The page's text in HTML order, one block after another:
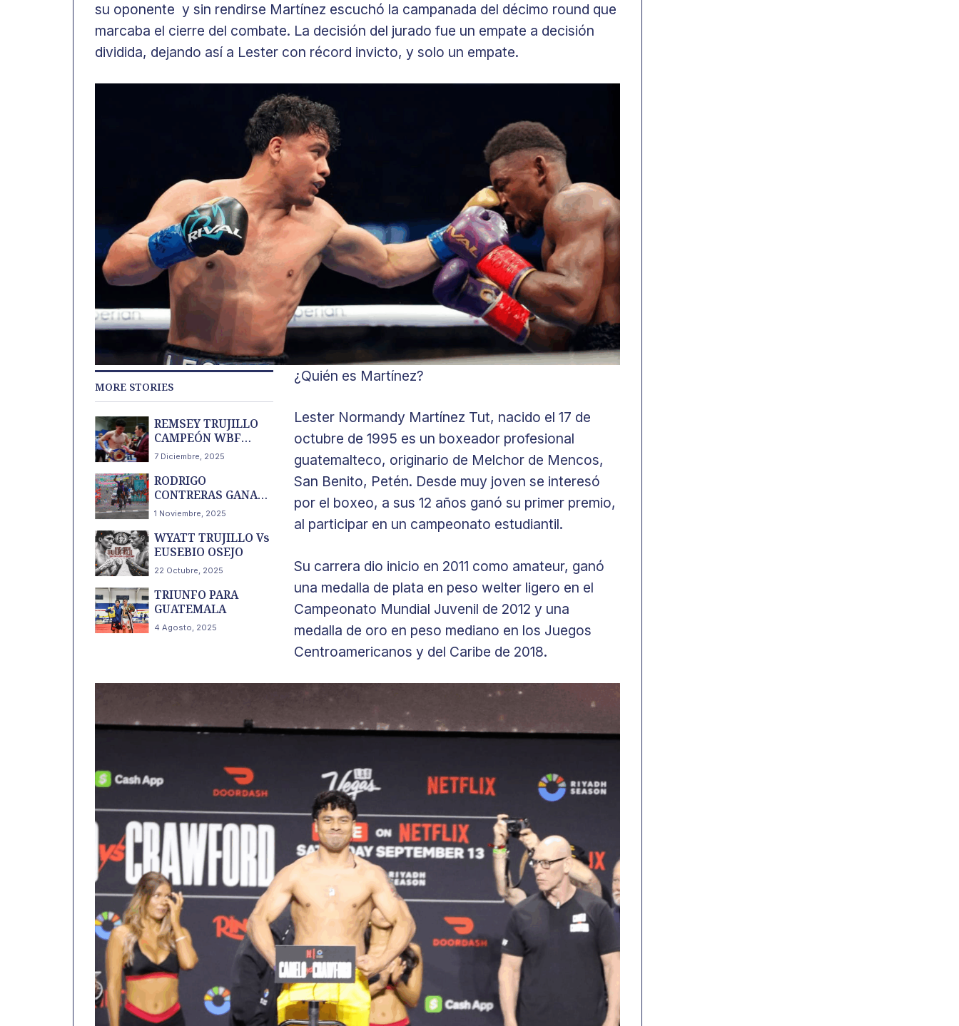
su oponente y sin rendirse Martínez escuchó la campanada del décimo round que
marcaba el cierre del combate. La decisión del jurado fue un empate a decisión
dividida, dejando así a Lester con récord invicto, y solo un empate.
MORE STORIES
REMSEY TRUJILLO
CAMPEÓN WBF
SUPERWELTER
7 Diciembre, 2025
RODRIGO
CONTRERAS GANA
LA OCTAVA ETAPA
COLOMBIA
1 Noviembre, 2025
WYATT TRUJILLO Vs
EUSEBIO OSEJO
22 Octubre, 2025
TRIUNFO PARA
GUATEMALA
4 Agosto, 2025
¿Quién es Martínez?
Lester Normandy Martínez Tut, nacido el 17 de
octubre de 1995 es un boxeador profesional
guatemalteco, originario de Melchor de Mencos,
San Benito, Petén. Desde muy joven se interesó
por el boxeo, a sus 12 años ganó su primer premio,
al participar en un campeonato estudiantil.
Su carrera dio inicio en 2011 como amateur, ganó
una medalla de plata en peso welter ligero en el
Campeonato Mundial Juvenil de 2012 y una
medalla de oro en peso mediano en los Juegos
Centroamericanos y del Caribe de 2018.